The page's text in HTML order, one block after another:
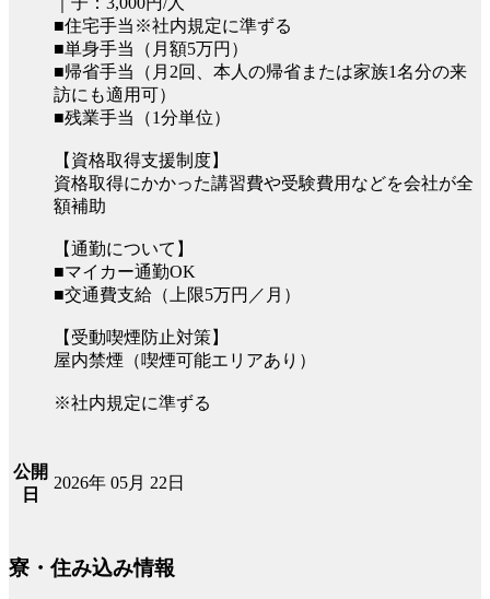
■住宅手当※社内規定に準ずる
■単身手当（月額5万円）
■帰省手当（月2回、本人の帰省または家族1名分の来
訪にも適用可）
■残業手当（1分単位）
【資格取得支援制度】
資格取得にかかった講習費や受験費用などを会社が全
額補助
【通勤について】
■マイカー通勤OK
■交通費支給（上限5万円／月）
【受動喫煙防止対策】
屋内禁煙（喫煙可能エリアあり）
※社内規定に準ずる
公開
日
2026年 05月 22日
寮・住み込み情報